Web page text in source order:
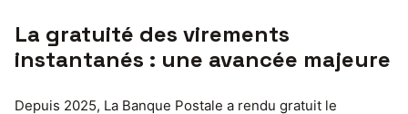
La gratuité des virements
instantanés : une avancée majeure
Depuis 2025, La Banque Postale a rendu gratuit le